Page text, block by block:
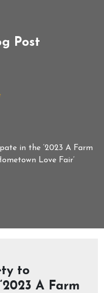
Post
in the ‘2023 A Farm
Love Fair’
to
A Farm